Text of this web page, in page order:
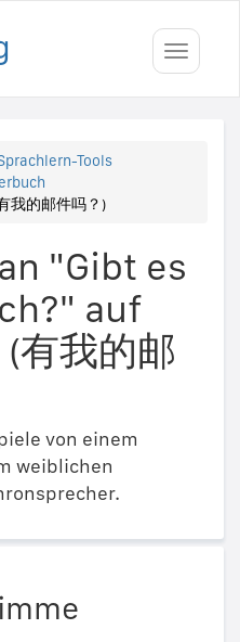
Toggle
Tools
我的邮件吗？)
"Gibt es
auf
有我的邮
von einem
weiblichen